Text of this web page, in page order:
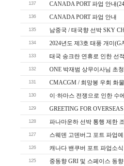
137 CANADA PORT 파업 안내
136 CANADA PORT 파업 안내
135 남중국 / 태국향 선박 SKY
134 2024년도 제3호 태풍 개미
133 태국 송크란 연휴로 인한 선
132 ONE 박재범 상무이사님 초
131 CMACGM / 희망봉 우회 화물
130 이·하마스 전쟁으로 인한 수
129 GREETING FOR
128 파나마운하 선박 통행 제한
127 스웨덴 고덴버그 포트 파업
126 캐나다 밴쿠버 포트 파업소식
125 중동향 GRI 및 스페이스 동